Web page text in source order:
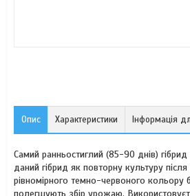
Опис Характеристики Інформація
Самий ранньостиглий (85-90 днів)
даний гібрид як повторну культуру
рівномірного темно-червоного кольору
полегшують збір урожаю.